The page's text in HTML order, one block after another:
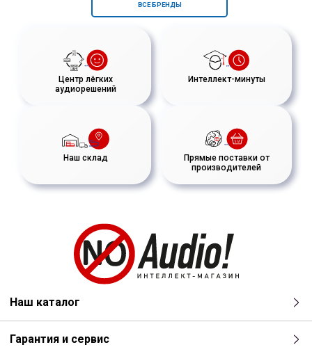
ВСЕ БРЕНДЫ
Центр лёгких
аудиорешений
Интеллект-минуты
Наш склад
Прямые поставки от
производителей
Наш каталог
Гарантия и сервис